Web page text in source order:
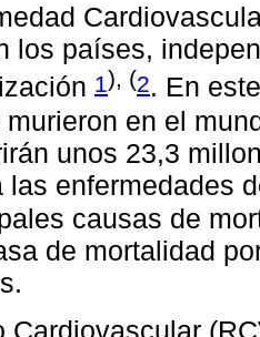
los países,
1), (2. En
murieron en el
unos 23,3
las enfermedades
causas de
de mortalidad
Cardiovascular